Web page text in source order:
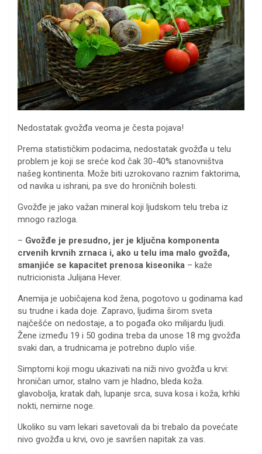
Nedostatak gvožđa veoma je česta pojava!
Prema statističkim podacima, nedostatak gvožđa u telu
problem je koji se sreće kod čak 30-40% stanovništva
našeg kontinenta. Može biti uzrokovano raznim faktorima,
od navika u ishrani, pa sve do hroničnih bolesti.
Gvožđe je jako važan mineral koji ljudskom telu treba iz
mnogo razloga.
– Gvožđe je presudno, jer je ključna komponenta
crvenih krvnih zrnaca i, ako u telu ima malo gvožđa,
smanjiće se kapacitet prenosa kiseonika – kaže
nutricionista Julijana Hever.
Anemija je uobičajena kod žena, pogotovo u godinama kad
su trudne i kada doje. Zapravo, ljudima širom sveta
najčešće on nedostaje, a to pogađa oko milijardu ljudi.
Žene između 19 i 50 godina treba da unose 18 mg gvožđa
svaki dan, a trudnicama je potrebno duplo više.
Simptomi koji mogu ukazivati na niži nivo gvožđa u krvi:
hroničan umor, stalno vam je hladno, bleda koža.
glavobolja, kratak dah, lupanje srca, suva kosa i koža, krhki
nokti, nemirne noge.
Ukoliko su vam lekari savetovali da bi trebalo da povećate
nivo gvožđa u krvi, ovo je savršen napitak za vas.